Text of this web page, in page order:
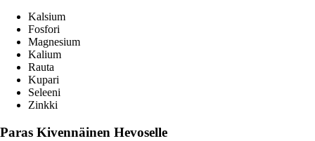
Kalsium
Fosfori
Magnesium
Kalium
Rauta
Kupari
Seleeni
Zinkki
Paras Kivennäinen Hevoselle